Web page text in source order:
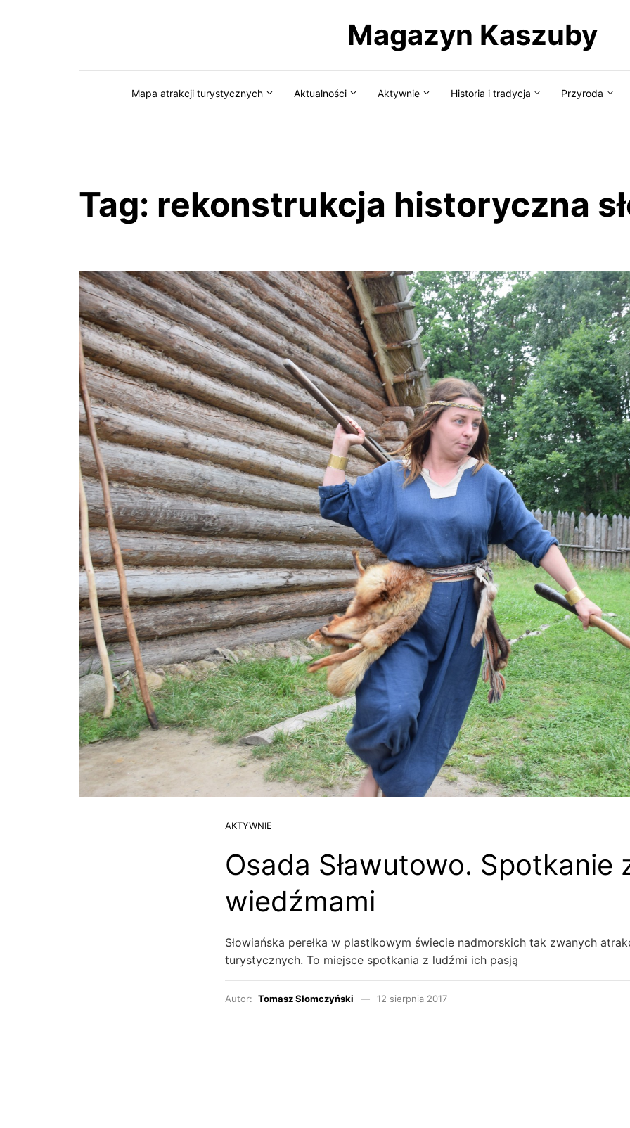
Magazyn Kaszuby
Mapa atrakcji turystycznych Aktualności Aktywnie Historia i tradycja Przyroda
Tag: rekonstrukcja historyczna
AKTYWNIE
Osada Sławutowo. Spotkanie
wiedźmami
Słowiańska perełka w plastikowym świecie nadmorskich tak zwanych
turystycznych. To miejsce spotkania z ludźmi ich pasją
Autor: Tomasz Słomczyński 12 sierpnia 2017